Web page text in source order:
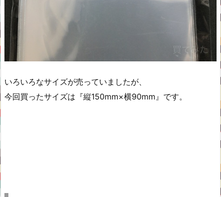
いろいろなサイズが売っていましたが、
今回買ったサイズは『縦150mm×横90mm』です。